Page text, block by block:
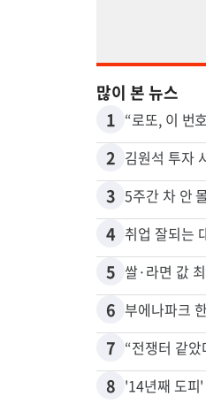
많이 본 뉴스
1
2 김원석 투자
3 5주간 차 안
4 취업 잘되는
5
6
7
8